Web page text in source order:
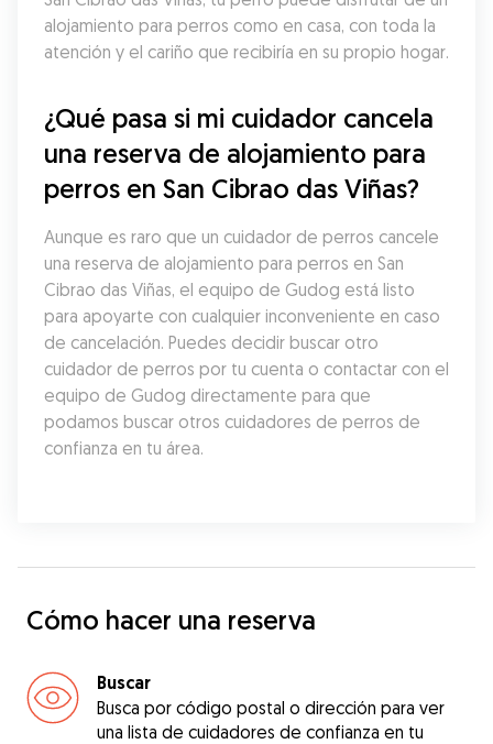
alojamiento para perros como en casa, con toda la
atención y el cariño que recibiría en su propio hogar.
¿Qué pasa si mi cuidador cancela
una reserva de alojamiento para
perros en San Cibrao das Viñas?
Aunque es raro que un cuidador de perros cancele
una reserva de alojamiento para perros en San
Cibrao das Viñas, el equipo de Gudog está listo
para apoyarte con cualquier inconveniente en caso
de cancelación. Puedes decidir buscar otro
cuidador de perros por tu cuenta o contactar con el
equipo de Gudog directamente para que
podamos buscar otros cuidadores de perros de
confianza en tu área.
Cómo hacer una reserva
Buscar
Busca por código postal o dirección para ver
una lista de cuidadores de confianza en tu